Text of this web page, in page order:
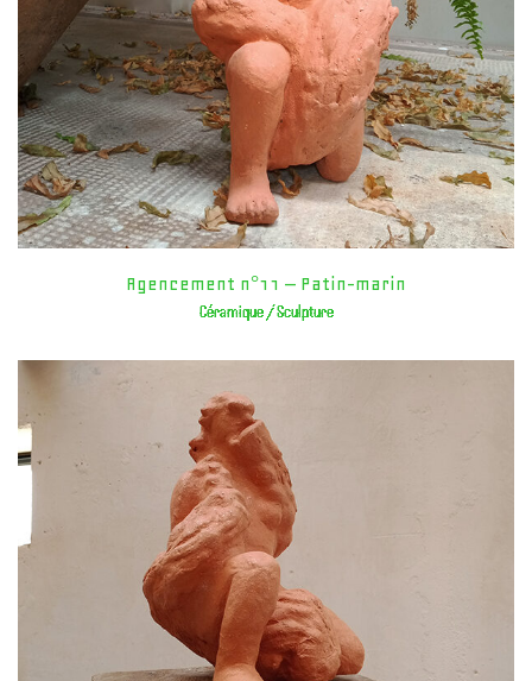
Agencement n°11 – Patin-marin
Céramique / Sculpture